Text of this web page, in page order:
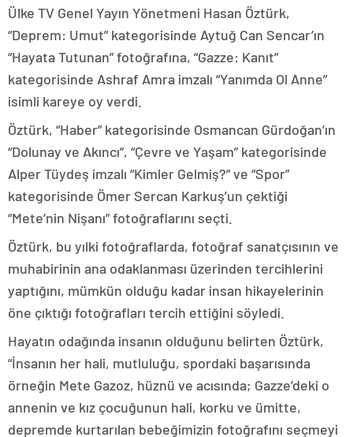
Ülke TV Genel Yayın Yönetmeni Hasan Öztürk,
“Deprem: Umut” kategorisinde Aytuğ Can Sencar’ın
“Hayata Tutunan” fotoğrafına, “Gazze: Kanıt”
kategorisinde Ashraf Amra imzalı “Yanımda Ol Anne”
isimli kareye oy verdi.
Öztürk, “Haber” kategorisinde Osmancan Gürdoğan’ın
“Dolunay ve Akıncı”, “Çevre ve Yaşam” kategorisinde
Alper Tüydeş imzalı “Kimler Gelmiş?” ve “Spor”
kategorisinde Ömer Sercan Karkuş’un çektiği
“Mete’nin Nişanı” fotoğraflarını seçti.
Öztürk, bu yılki fotoğraflarda, fotoğraf sanatçısının ve
muhabirinin ana odaklanması üzerinden tercihlerini
yaptığını, mümkün olduğu kadar insan hikayelerinin
öne çıktığı fotoğrafları tercih ettiğini söyledi.
Hayatın odağında insanın olduğunu belirten Öztürk,
“İnsanın her hali, mutluluğu, spordaki başarısında
örneğin Mete Gazoz, hüznü ve acısında; Gazze’deki o
annenin ve kız çocuğunun hali, korku ve ümitte,
depremde kurtarılan bebeğimizin fotoğrafını seçmeyi